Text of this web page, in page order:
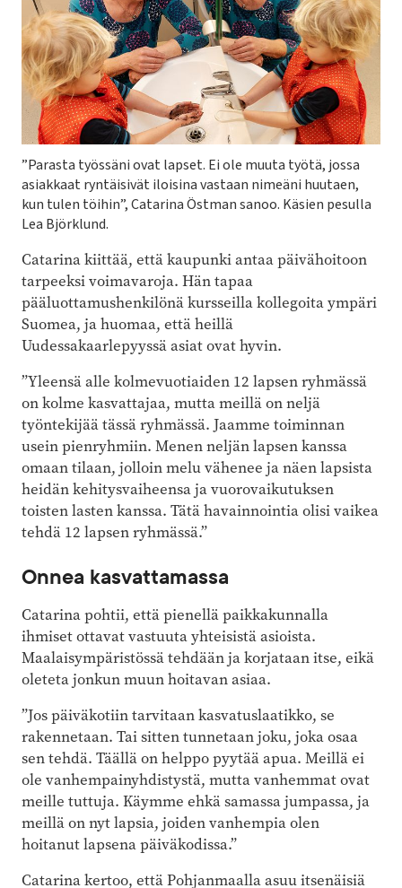
”Parasta työssäni ovat lapset. Ei ole muuta työtä, jossa
asiakkaat ryntäisivät iloisina vastaan nimeäni huutaen,
kun tulen töihin”, Catarina Östman sanoo. Käsien pesulla
Lea Björklund.
Catarina kiittää, että kaupunki antaa päivähoitoon
tarpeeksi voimavaroja. Hän tapaa
pääluottamushenkilönä kursseilla kollegoita ympäri
Suomea, ja huomaa, että heillä
Uudessakaarlepyyssä asiat ovat hyvin.
”Yleensä alle kolmevuotiaiden 12 ­lapsen ryhmässä
on kolme kasvattajaa, mutta meillä on neljä
työntekijää tässä ryhmässä. Jaamme toiminnan
usein pienryhmiin. Menen neljän lapsen kanssa
omaan tilaan, jolloin melu ­vähenee ja näen lapsista
heidän ke­hitysvaiheensa ja vuorovaikutuksen
toisten lasten kanssa. Tätä havain­nointia olisi vaikea
tehdä 12 lapsen ­ryhmässä.”
Onnea kasvattamassa
Catarina pohtii, että pienellä paikkakunnalla
ihmiset ottavat vastuuta yhteisistä asioista.
Maalaisympäristössä tehdään ja korjataan itse, eikä
oleteta jonkun muun hoitavan asiaa.
”Jos päiväkotiin tarvitaan kasvatuslaatikko, se
rakennetaan. Tai sitten tunnetaan joku, joka osaa
sen tehdä. Täällä on helppo pyytää apua. Meillä ei
ole vanhempainyhdistystä, mutta vanhemmat ovat
meille tuttuja. Käymme ehkä samassa jumpassa, ja
meillä on nyt lapsia, joiden vanhempia olen
hoitanut lapsena päiväkodissa.”
Catarina kertoo, että Pohjanmaalla asuu itsenäisiä